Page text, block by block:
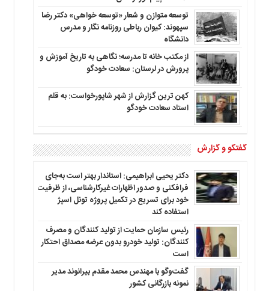
توسعه متوازن و شعار «توسعه خواهی» دکتر رضا
سپهوند: کیوان رباطی روزنامه نگار و مدرس
دانشگاه
از مکتب خانه تا مدرسه؛ نگاهی به تاریخ آموزش و
پرورش در لرستان: سعادت خودگو
کهن ترین گزارش از شهر شاپورخواست: به قلم
استاد سعادت خودگو
گفتگو و گزارش
دکتر یحیی ابراهیمی: استاندار بهتر است به‌جای
فرافکنی و صدور اظهارات غیرکارشناسی، از ظرفیت
خود برای تسریع در تکمیل پروژه تونل اسپژ
استفاده کند
رئیس سازمان حمایت از تولید کنندگان و مصرف
کنندگان: تولید خودرو بدون عرضه مصداق احتکار
است
گفت‌وگو با مهندس محمد مقدم بیرانوند مدیر
نمونه بازرگانی کشور